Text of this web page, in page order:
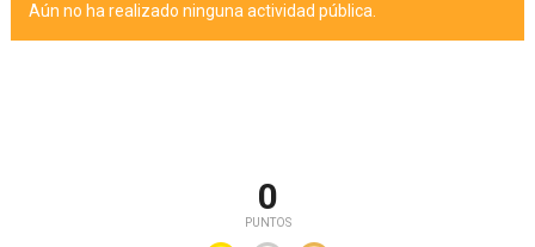
Aún no ha realizado ninguna actividad pública.
0
PUNTOS